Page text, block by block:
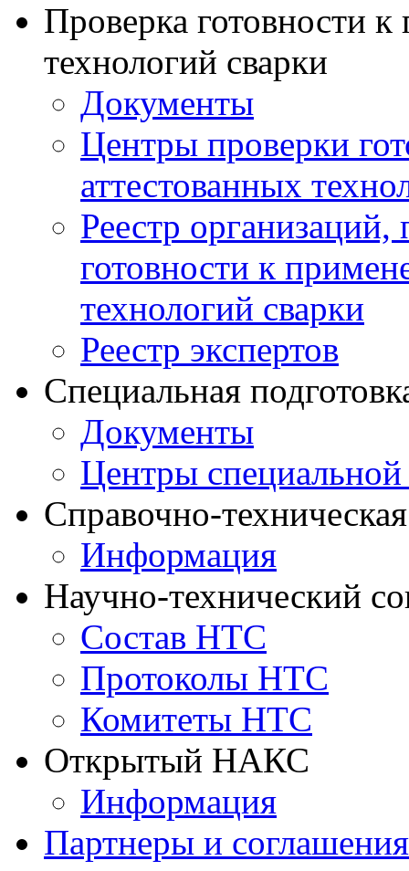
Проверка готовности
технологий сварки
Документы
Центры проверки
аттестованных
Реестр
готовности к
технологий сварки
Реестр экспертов
Специальная
Документы
Центры
Справочно-
Информация
Научно-технический
Состав НТС
Протоколы НТС
Комитеты НТС
Открытый НАКС
Информация
Партнеры и соглашения